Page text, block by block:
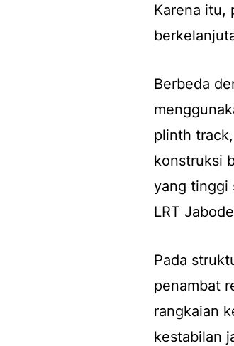
Karena itu,
Berbeda
plinth
konstruksi
yang tinggi
LRT
Pada
penambat
rangkaian
kestabilan